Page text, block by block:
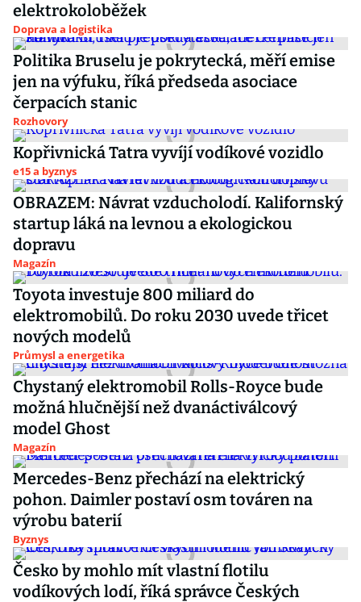
elektrokoloběžek
Doprava a logistika
Politika Bruselu je pokrytecká, měří emise
jen na výfuku, říká předseda asociace
čerpacích stanic
Rozhovory
Kopřivnická Tatra vyvíjí vodíkové vozidlo
e15 a byznys
OBRAZEM: Návrat vzducholodí. Kalifornský
startup láká na levnou a ekologickou
dopravu
Magazín
Toyota investuje 800 miliard do
elektromobilů. Do roku 2030 uvede třicet
nových modelů
Průmysl a energetika
Chystaný elektromobil Rolls-Royce bude
možná hlučnější než dvanáctiválcový
model Ghost
Magazín
Mercedes-Benz přechází na elektrický
pohon. Daimler postaví osm továren na
výrobu baterií
Byznys
Česko by mohlo mít vlastní flotilu
vodíkových lodí, říká správce Českých